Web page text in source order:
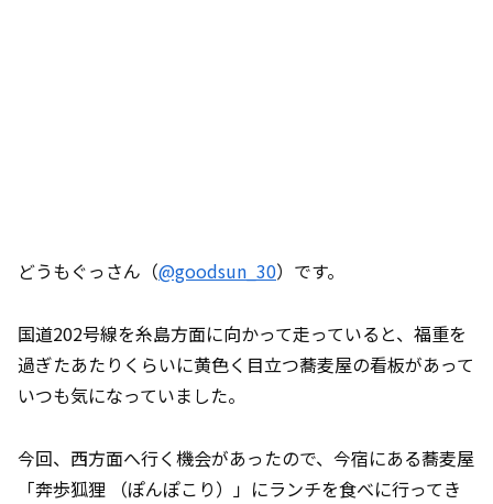
どうもぐっさん（@goodsun_30）です。
国道202号線を糸島方面に向かって走っていると、福重を
過ぎたあたりくらいに黄色く目立つ蕎麦屋の看板があって
いつも気になっていました。
今回、西方面へ行く機会があったので、今宿にある蕎麦屋
「奔歩狐狸 （ぽんぽこり）」にランチを食べに行ってき